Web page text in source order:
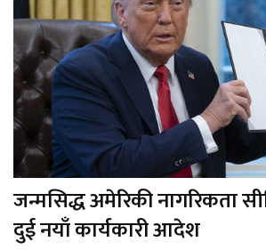
जन्मसिद्ध अमेरिकी नागरिकता
दुई नयाँ कार्यकारी आदेश